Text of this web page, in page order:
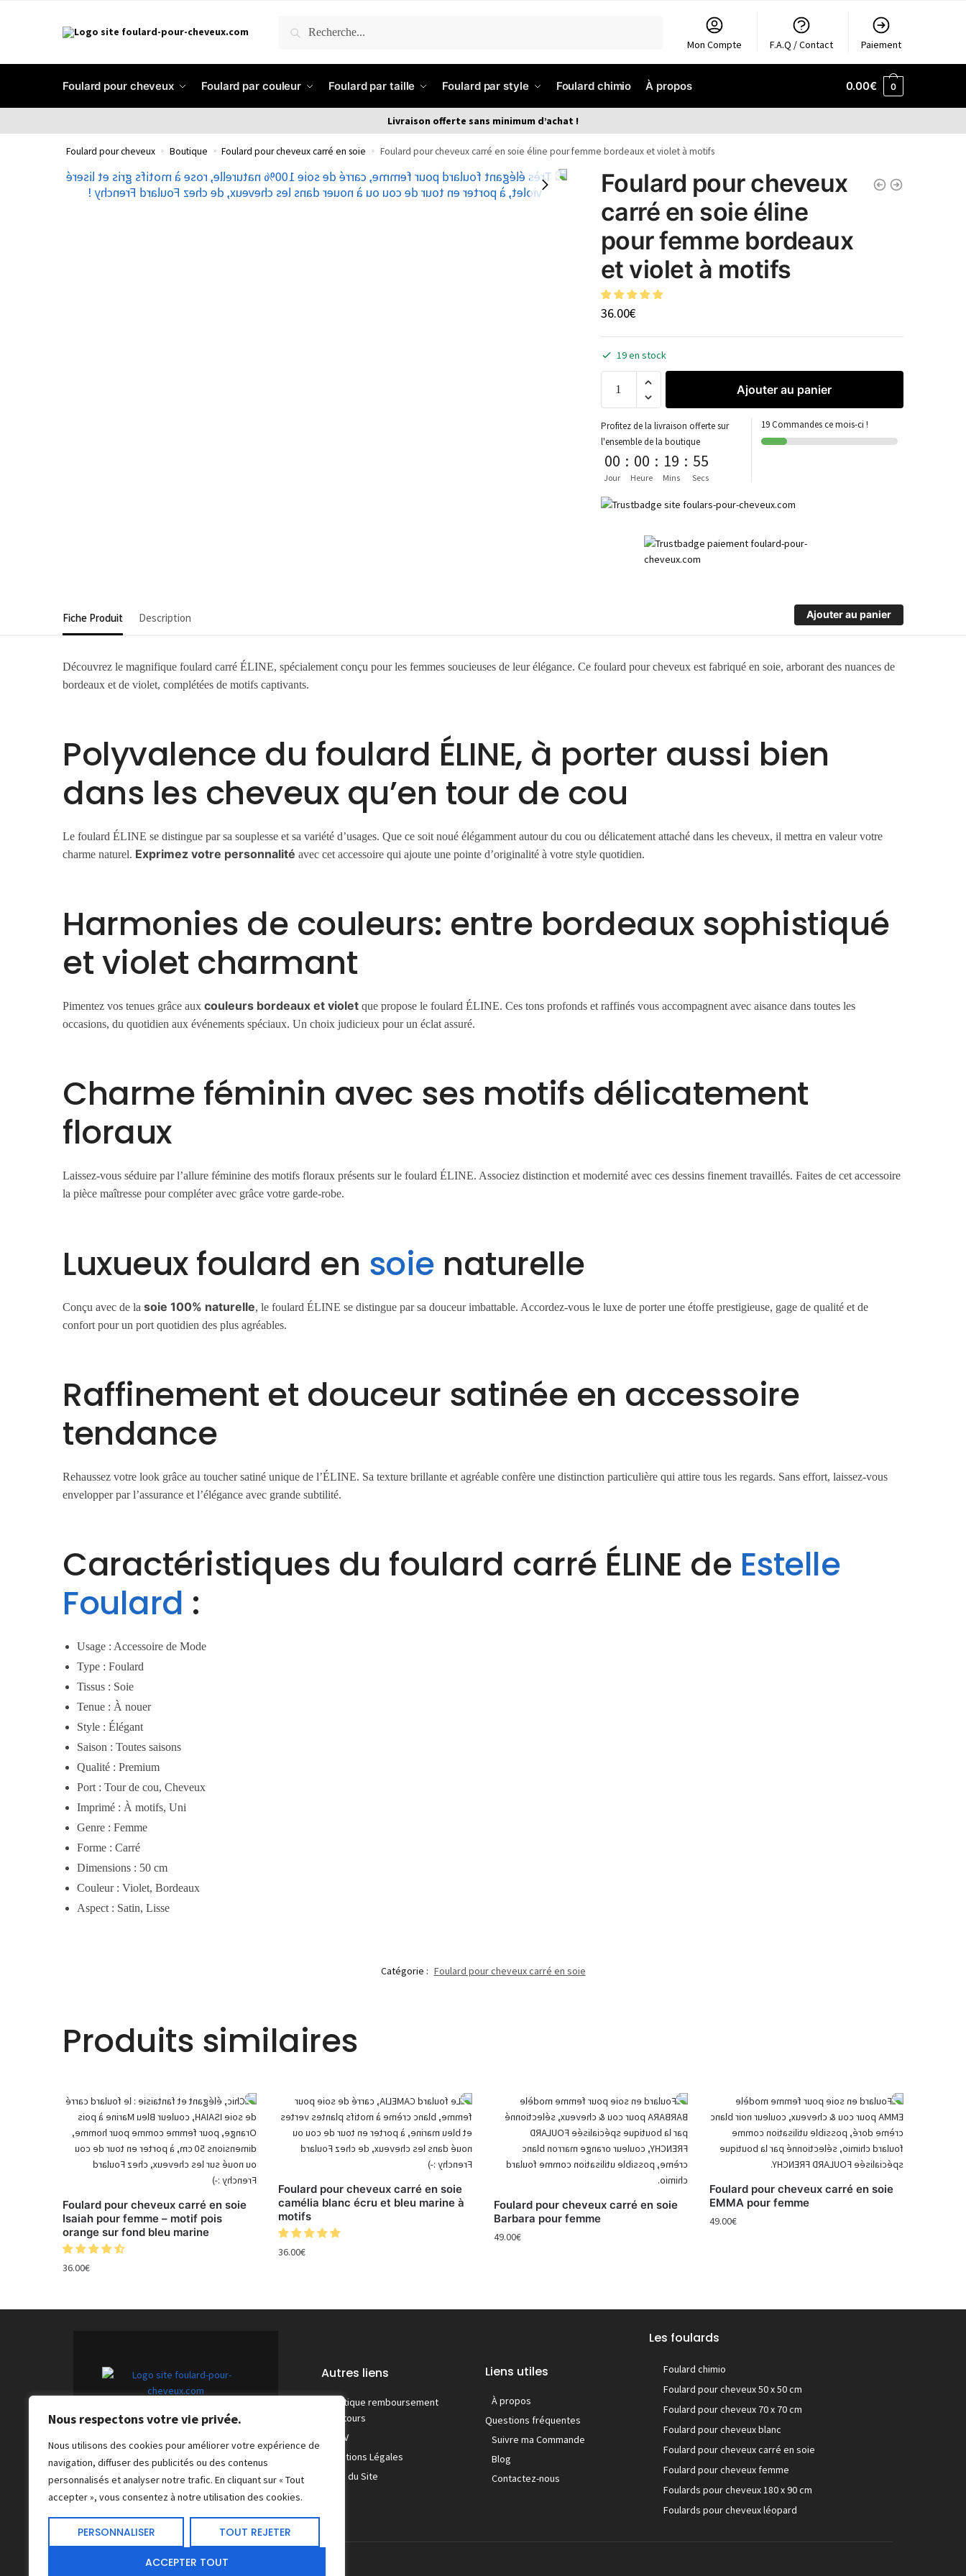
Nous respectons votre vie privée.
Nous utilisons des cookies pour améliorer votre expérience de
navigation, diffuser des publicités ou des contenus
personnalisés et analyser notre trafic. En cliquant sur « Tout
accepter », vous consentez à notre utilisation des cookies.
PERSONNALISER TOUT REJETER
ACCEPTER TOUT
RECHERCHE
Mon Compte F.A.Q / Contact Paiement
Foulard pour cheveux Foulard par couleur Foulard par taille Foulard par style Foulard chimio À propos 0.00€ 0
Livraison offerte sans minimum d’achat !
Foulard pour cheveux » Boutique » Foulard pour cheveux carré en soie » Foulard pour cheveux carré en soie éline pour femme bordeaux et violet à motifs
Foulard pour cheveux
carré en soie éline
pour femme bordeaux
et violet à motifs
36.00€
19 en stock
Ajouter au panier
Profitez de la livraison offerte sur
l'ensemble de la boutique
00
Jour
: 00
Heure
: 19
Mins
: 54
Secs
19 Commandes ce mois-ci !
Fiche Produit Description Ajouter au panier
Découvrez le magnifique foulard carré ÉLINE, spécialement conçu pour les femmes soucieuses de leur élégance. Ce foulard pour cheveux est fabriqué en soie, arborant des nuances de
bordeaux et de violet, complétées de motifs captivants.
Polyvalence du foulard ÉLINE, à porter aussi bien
dans les cheveux qu’en tour de cou
Le foulard ÉLINE se distingue par sa souplesse et sa variété d’usages. Que ce soit noué élégamment autour du cou ou délicatement attaché dans les cheveux, il mettra en valeur votre
charme naturel. Exprimez votre personnalité avec cet accessoire qui ajoute une pointe d’originalité à votre style quotidien.
Harmonies de couleurs: entre bordeaux sophistiqué
et violet charmant
Pimentez vos tenues grâce auxcouleurs bordeaux et violet que propose le foulard ÉLINE. Ces tons profonds et raffinés vous accompagnent avec aisance dans toutes les
occasions, du quotidien aux événements spéciaux. Un choix judicieux pour un éclat assuré.
Charme féminin avec ses motifs délicatement
floraux
Laissez-vous séduire par l’allure féminine des motifs floraux présents sur le foulard ÉLINE. Associez distinction et modernité avec ces dessins finement travaillés. Faites de cet accessoire
la pièce maîtresse pour compléter avec grâce votre garde-robe.
Luxueux foulard en soie naturelle
Conçu avec de lasoie 100% naturelle, le foulard ÉLINE se distingue par sa douceur imbattable. Accordez-vous le luxe de porter une étoffe prestigieuse, gage de qualité et de
confort pour un port quotidien des plus agréables.
Raffinement et douceur satinée en accessoire
tendance
Rehaussez votre look grâce au toucher satiné unique de l’ÉLINE. Sa texture brillante et agréable confère une distinction particulière qui attire tous les regards. Sans effort, laissez-vous
envelopper par l’assurance et l’élégance avec grande subtilité.
Caractéristiques du foulard carré ÉLINE de Estelle
Foulard :
Usage : Accessoire de Mode
Type : Foulard
Tissus : Soie
Tenue : À nouer
Style : Élégant
Saison : Toutes saisons
Qualité : Premium
Port : Tour de cou, Cheveux
Imprimé : À motifs, Uni
Genre : Femme
Forme : Carré
Dimensions : 50 cm
Couleur : Violet, Bordeaux
Aspect : Satin, Lisse
Catégorie : Foulard pour cheveux carré en soie
Produits similaires
Foulard pour cheveux carré en soie
Isaiah pour femme – motif pois
orange sur fond bleu marine
36.00€
Foulard pour cheveux carré en soie
camélia blanc écru et bleu marine à
motifs
36.00€
Foulard pour cheveux carré en soie
Barbara pour femme
49.00€
Foulard pour cheveux carré en soie
EMMA pour femme
49.00€
Foulards pour cheveux tendance :
une touche unique et chic.
Autres liens
Politique remboursement
/ retours
C.G.V
Mentions Légales
Plan du Site
Liens utiles
À propos
Questions fréquentes
Suivre ma Commande
Blog
Contactez-nous
Les foulards
Foulard chimio
Foulard pour cheveux 50 x 50 cm
Foulard pour cheveux 70 x 70 cm
Foulard pour cheveux blanc
Foulard pour cheveux carré en soie
Foulard pour cheveux femme
Foulards pour cheveux 180 x 90 cm
Foulards pour cheveux léopard